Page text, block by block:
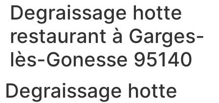
Degraissage hotte
restaurant à Garges-
lès-Gonesse 95140
Degraissage hotte